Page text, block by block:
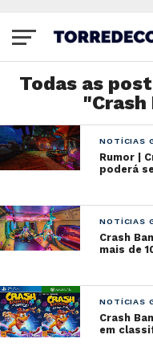
Todas as
NOTÍCIAS
Rumor |
poderá
NOTÍCIAS
Crash
mais de
NOTÍCIAS
Crash
em